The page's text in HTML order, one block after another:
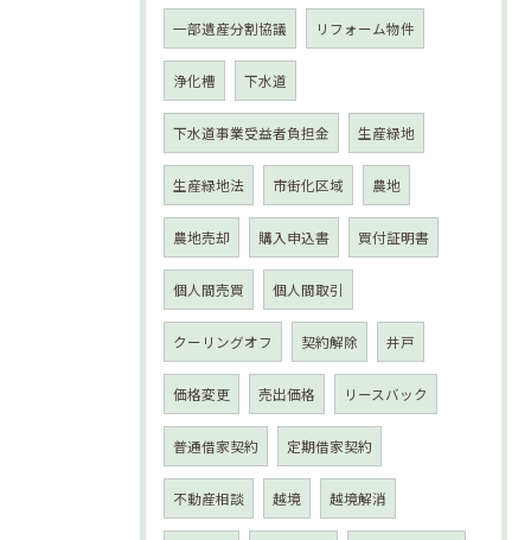
一部遺産分割協議 リフォーム物件
浄化槽 下水道
下水道事業受益者負担金 生産緑地
生産緑地法 市街化区域 農地
農地売却 購入申込書 買付証明書
個人間売買 個人間取引
クーリングオフ 契約解除 井戸
価格変更 売出価格 リースバック
普通借家契約 定期借家契約
不動産相談 越境 越境解消